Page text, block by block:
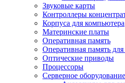
Звуковые карты
Контроллеры
Корпуса для компьютера
Материнские платы
Оперативная память
Оперативная память для
Оптические приводы
Процессоры
Серверное оборудование